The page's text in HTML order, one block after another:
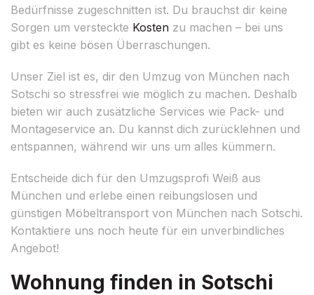
Bedürfnisse zugeschnitten ist. Du brauchst dir keine
Sorgen um versteckte Kosten zu machen – bei uns
gibt es keine bösen Überraschungen.
Unser Ziel ist es, dir den Umzug von München nach
Sotschi so stressfrei wie möglich zu machen. Deshalb
bieten wir auch zusätzliche Services wie Pack- und
Montageservice an. Du kannst dich zurücklehnen und
entspannen, während wir uns um alles kümmern.
Entscheide dich für den Umzugsprofi Weiß aus
München und erlebe einen reibungslosen und
günstigen Möbeltransport von München nach Sotschi.
Kontaktiere uns noch heute für ein unverbindliches
Angebot!
Wohnung finden in Sotschi